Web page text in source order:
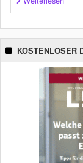
KOSTENLOSER